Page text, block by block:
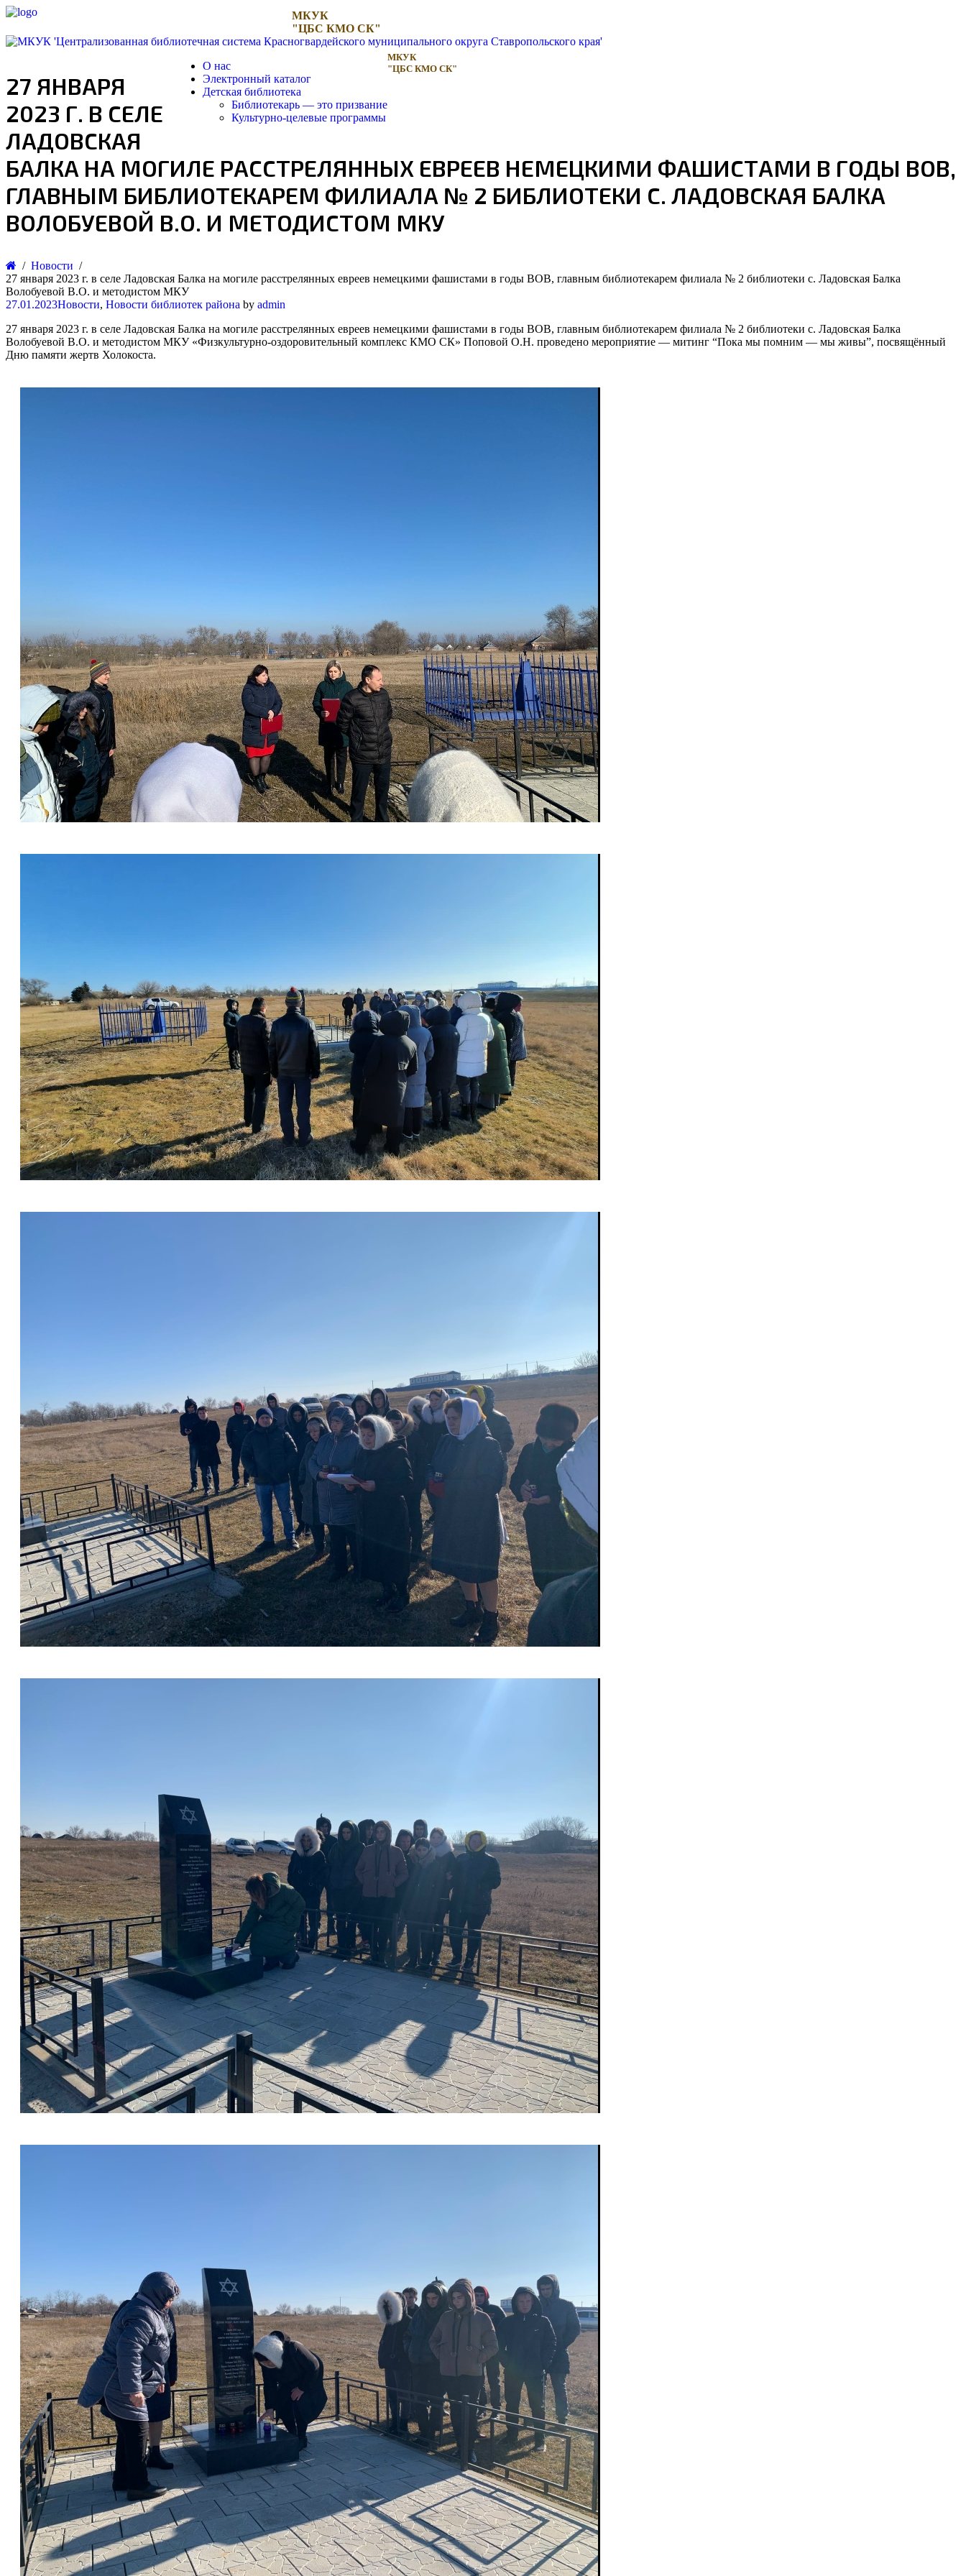
МКУК
"ЦБС КМО СК"
МКУК
"ЦБС КМО СК"
О нас
Электронный каталог
Детская библиотека
Библиотекарь — это призвание
Культурно-целевые программы
27 ЯНВАРЯ
2023 Г. В СЕЛЕ
ЛАДОВСКАЯ
БАЛКА НА МОГИЛЕ РАССТРЕЛЯННЫХ ЕВРЕЕВ НЕМЕЦКИМИ ФАШИСТАМИ В ГОДЫ ВОВ,
ГЛАВНЫМ БИБЛИОТЕКАРЕМ ФИЛИАЛА № 2 БИБЛИОТЕКИ С. ЛАДОВСКАЯ БАЛКА
ВОЛОБУЕВОЙ В.О. И МЕТОДИСТОМ МКУ
Новости
27 января 2023 г. в селе Ладовская Балка на могиле расстрелянных евреев немецкими фашистами в годы ВОВ, главным библиотекарем филиала № 2 библиотеки с. Ладовская Балка
Волобуевой В.О. и методистом МКУ
27.01.2023Новости, Новости библиотек района by admin
27 января 2023 г. в селе Ладовская Балка на могиле расстрелянных евреев немецкими фашистами в годы ВОВ, главным библиотекарем филиала № 2 библиотеки с. Ладовская Балка
Волобуевой В.О. и методистом МКУ «Физкультурно-оздоровительный комплекс КМО СК» Поповой О.Н. проведено мероприятие — митинг “Пока мы помним — мы живы”, посвящённый
Дню памяти жертв Холокоста.